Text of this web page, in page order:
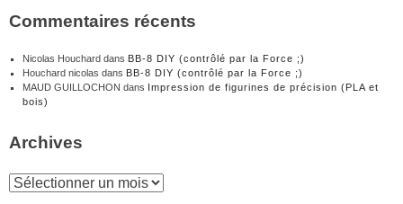
Commentaires récents
Nicolas Houchard dans BB-8 DIY (contrôlé par la Force ;)
Houchard nicolas dans BB-8 DIY (contrôlé par la Force ;)
MAUD GUILLOCHON dans Impression de figurines de précision (PLA et
bois)
Archives
Archives